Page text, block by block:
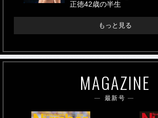
正徳42歳の半生
もっと見る
MAGAZINE
最新号